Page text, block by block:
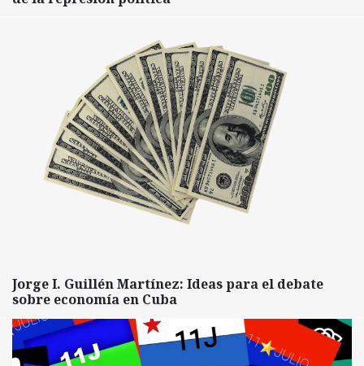
Jorge I. Guillén Martínez: Ideas para el debate
sobre economía en Cuba